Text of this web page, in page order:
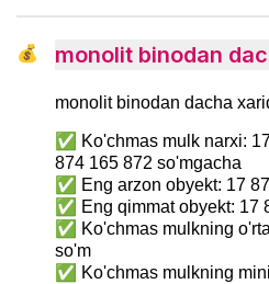
💰 monolit binodan
monolit binodan dacha
✅ Ko'chmas mulk narxi:
874 165 872 so'mgacha
✅ Eng arzon obyekt: 17
✅ Eng qimmat obyekt: 17
✅ Ko'chmas mulkning
so'm
✅ Ko'chmas mulkning